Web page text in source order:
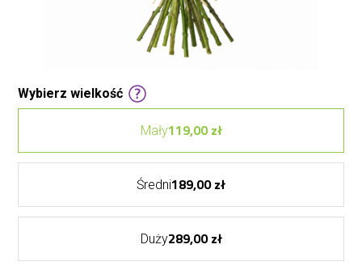
Wybierz wielkość
Mały119,00 zł
Średni189,00 zł
Duży289,00 zł